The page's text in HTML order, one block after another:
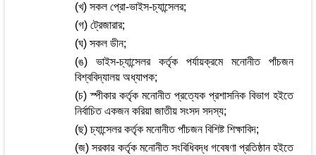
(খ) সকল প্রো-ভাইস-চ্যান্সেলর;
(গ) ট্রেজারার;
(ঘ) সকল ডীন;
(ঙ) ভাইস-চ্যান্সেলর কর্তৃক পর্যায়ক্রমে মনোনীত পাঁচজন
বিশ্ববিদ্যালয় অধ্যাপক;
(চ) স্পীকার কর্তৃক মনোনীত প্রত্যেক প্রশাসনিক বিভাগ হইতে
নির্বাচিত একজন করিয়া জাতীয় সংসদ সদস্য;
(ছ) চ্যান্সেলর কর্তৃক মনোনীত পাঁচজন বিশিষ্ট শিক্ষাবিদ;
(জ) সরকার কর্তৃক মনোনীত সংবিধিবদ্ধ গবেষণা প্রতিষ্ঠান হইতে